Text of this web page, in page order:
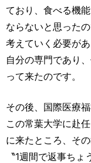
ており、食べる機
ならないと思った
考えていく必要が
自分の専門であり
って来たのです。
その後、国際医療
この常葉大学に赴
に来たところ、そ
〝1週間で返事ち